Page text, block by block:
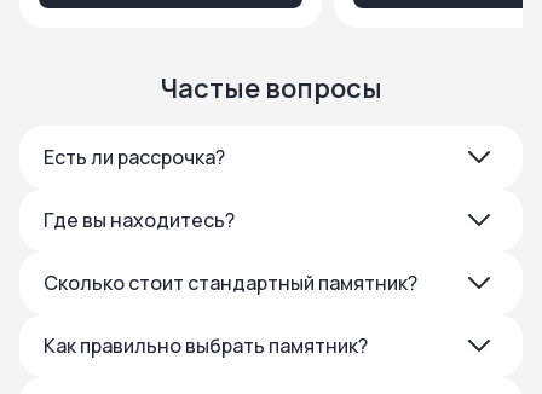
Частые вопросы
Есть ли рассрочка?
Где вы находитесь?
Сколько стоит стандартный памятник?
Как правильно выбрать памятник?